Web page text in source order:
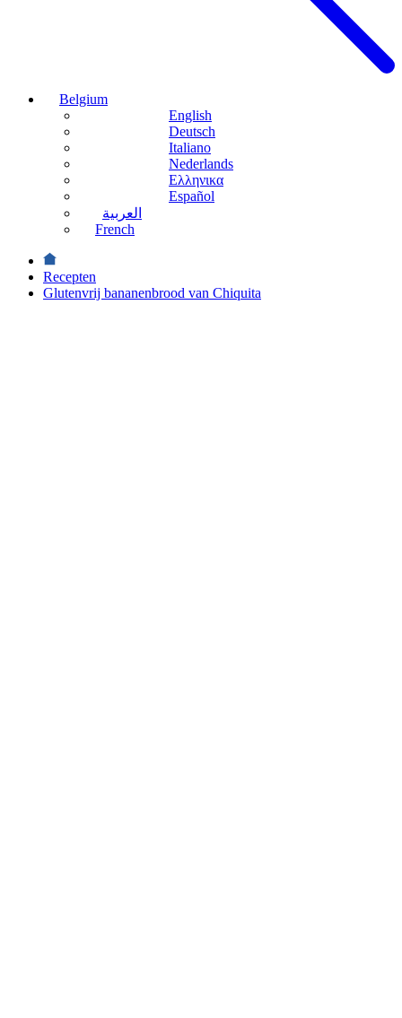
Belgium
English
Deutsch
Italiano
Nederlands
Ελληνικα
Español
العربية
French
Recepten
Glutenvrij bananenbrood van Chiquita